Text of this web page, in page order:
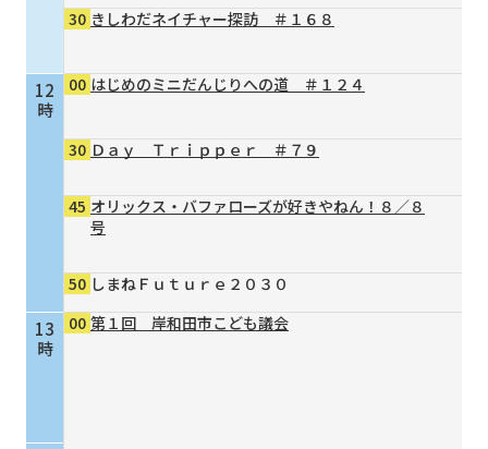
12
時
13
時
30 きしわだネイチャー探訪 ＃１６８
00 はじめのミニだんじりへの道 ＃１２４
30 Ｄａｙ Ｔｒｉｐｐｅｒ ＃７９
45 オリックス・バファローズが好きやねん！８／８
号
50 しまねＦｕｔｕｒｅ２０３０
00 第１回 岸和田市こども議会